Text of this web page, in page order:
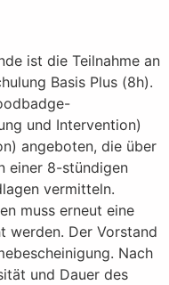
ist die Teilnahme an
Basis Plus (8h).
und Intervention)
angeboten, die über
einer 8-stündigen
vermitteln.
muss erneut eine
werden. Der Vorstand
Nach
und Dauer des